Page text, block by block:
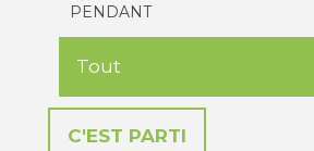
PENDANT